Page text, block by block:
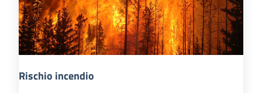
Rischio incendio